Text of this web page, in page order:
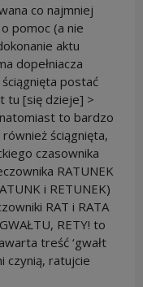
co najmniej
pomoc (a nie
aktu
dopełniacza
postać
tu [się dzieje] >
to bardzo
ściągnięta,
czasownika
RATUNEK
i RETUNEK)
RAT i RATA
RETY! to
treść ‘gwałt
czynią, ratujcie